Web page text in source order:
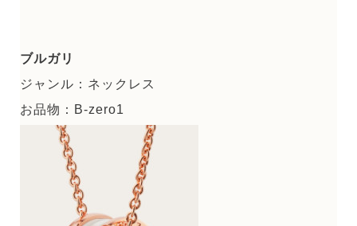
ブルガリ
ジャンル：ネックレス
お品物：B-zero1